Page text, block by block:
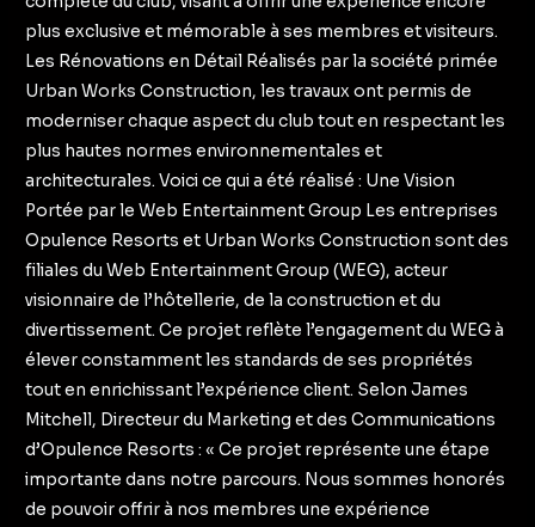
plus exclusive et mémorable à ses membres et visiteurs.
Les Rénovations en Détail Réalisés par la société primée
Urban Works Construction, les travaux ont permis de
moderniser chaque aspect du club tout en respectant les
plus hautes normes environnementales et
architecturales. Voici ce qui a été réalisé : Une Vision
Portée par le Web Entertainment Group Les entreprises
Opulence Resorts et Urban Works Construction sont des
filiales du Web Entertainment Group (WEG), acteur
visionnaire de l’hôtellerie, de la construction et du
divertissement. Ce projet reflète l’engagement du WEG à
élever constamment les standards de ses propriétés
tout en enrichissant l’expérience client. Selon James
Mitchell, Directeur du Marketing et des Communications
d’Opulence Resorts : « Ce projet représente une étape
importante dans notre parcours. Nous sommes honorés
de pouvoir offrir à nos membres une expérience